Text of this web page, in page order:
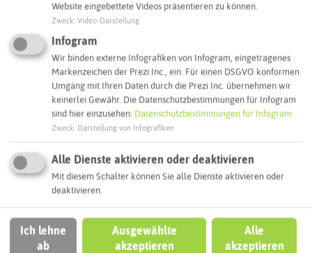
Adresse:
Ferienwohnung CASAJU
Langeooger Straße 41
45772 Marl
Webseite
Interaktive Karte
ÖPNV-Route finden
Website eingebettete Videos präsentieren zu können.
Zweck Video-Darstellung
Infogram
Wir binden externe Infografiken von Infogram, eingetragenes
Markenzeichen der Prezi Inc., ein. Für einen DSGVO konformen
Umgang mit Ihren Daten durch die Prezi Inc. übernehmen wir
keinerlei Gewähr. Die Datenschutzbestimmungen für Infogram
sind hier einzusehen: Datenschutzbestimmungen für Infogram
Zweck Darstellung von Infografiken
Alle Dienste aktivieren oder deaktivieren
Mit diesem Schalter können Sie alle Dienste aktivieren oder
deaktivieren.
Ich lehne
ab
Ausgewählte
akzeptieren
Alle
akzeptieren